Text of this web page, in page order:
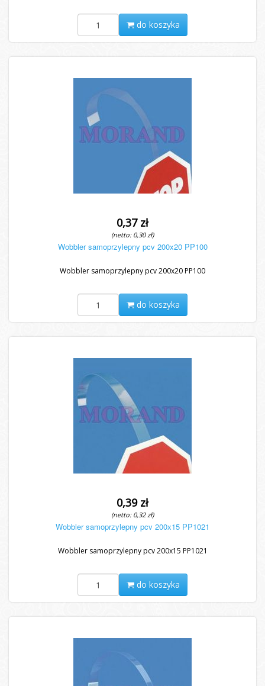
do koszyka
0,37 zł
(netto: 0,30 zł)
Wobbler samoprzylepny pcv 200x20 PP100
Wobbler samoprzylepny pcv 200x20 PP100
do koszyka
0,39 zł
(netto: 0,32 zł)
Wobbler samoprzylepny pcv 200x15 PP1021
Wobbler samoprzylepny pcv 200x15 PP1021
do koszyka